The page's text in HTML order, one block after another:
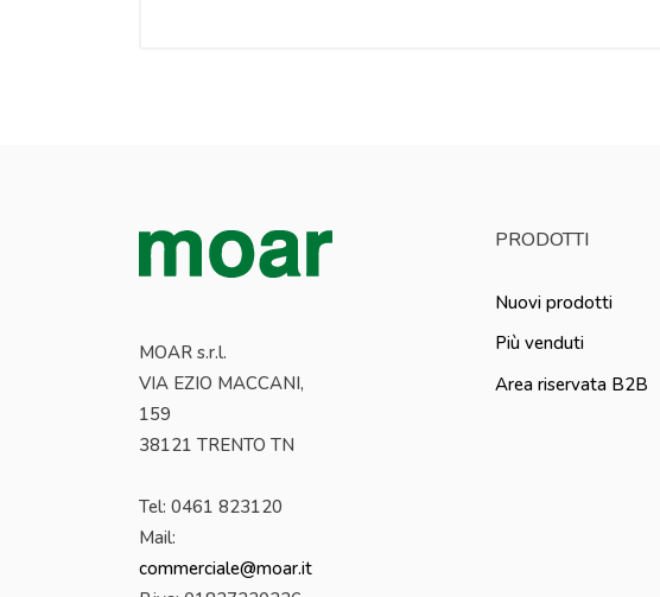
MOAR s.r.l.
VIA EZIO MACCANI,
159
38121 TRENTO TN
Tel: 0461 823120
Mail:
commerciale@moar.it
PRODOTTI
Nuovi prodotti
Più venduti
Area riservata B2B